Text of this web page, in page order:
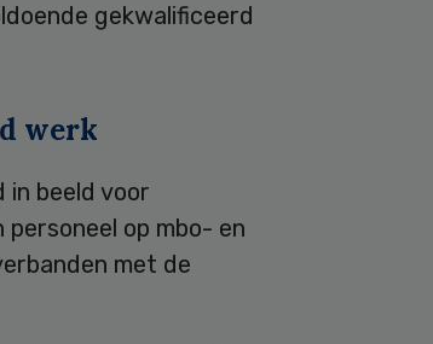
gekwalificeerd
werk
in beeld voor
op mbo- en
met de